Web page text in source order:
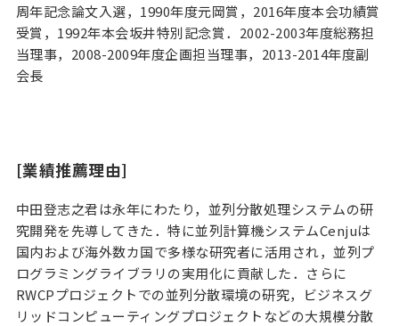
周年記念論文入選，1990年度元岡賞，2016年度本会功績賞
受賞，1992年本会坂井特別記念賞．2002-2003年度総務担
当理事，2008-2009年度企画担当理事，2013-2014年度副
会長
[業績推薦理由]
中田登志之君は永年にわたり，並列分散処理システムの研
究開発を先導してきた．特に並列計算機システムCenjuは
国内および海外数カ国で多様な研究者に活用され，並列プ
ログラミングライブラリの実用化に貢献した．さらに
RWCPプロジェクトでの並列分散環境の研究，ビジネスグ
リッドコンピューティングプロジェクトなどの大規模分散